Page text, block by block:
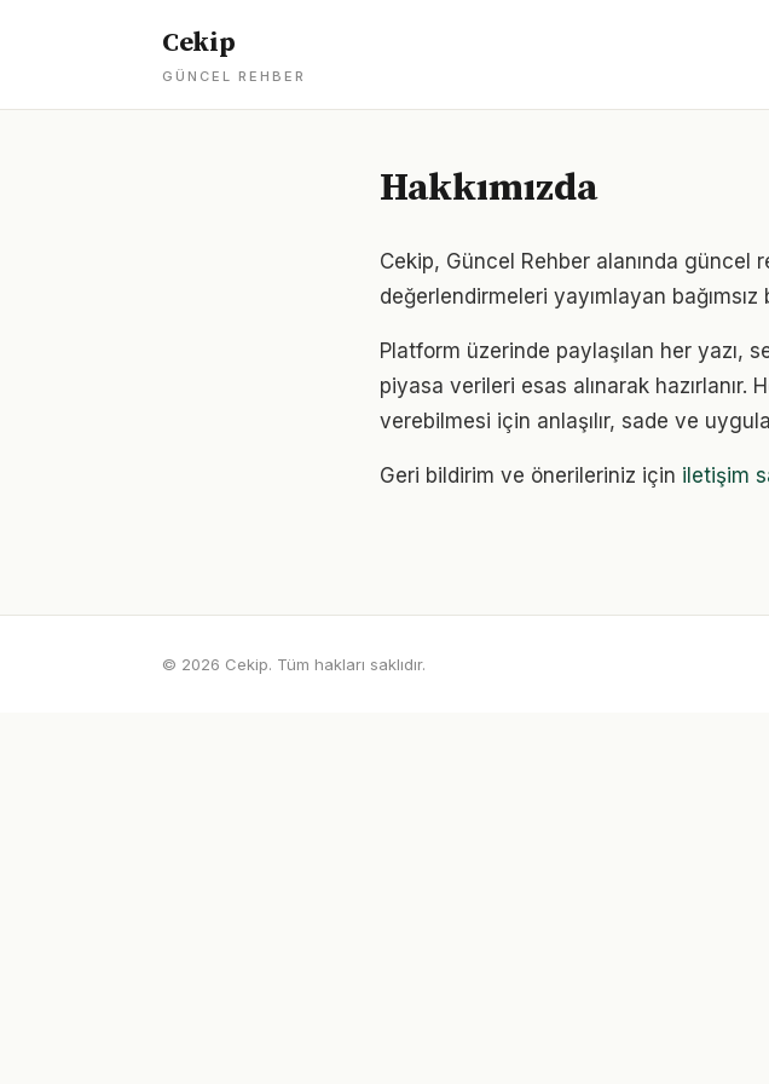
Cekip
GÜNCEL REHBER
Hakkımızda
Cekip, Güncel Rehber alanında güncel
değerlendirmeleri yayımlayan
Platform üzerinde paylaşılan her yazı,
piyasa verileri esas alınarak hazırlanır.
verebilmesi için anlaşılır, sade ve
Geri bildirim ve önerileriniz için iletişim
© 2026 Cekip. Tüm hakları saklıdır.